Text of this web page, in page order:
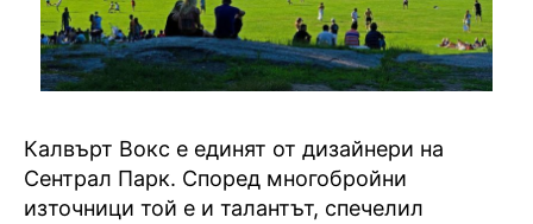
Калвърт Вокс е единят от дизайнери на
Сентрал Парк. Според многобройни
източници той е и талантът, спечелил